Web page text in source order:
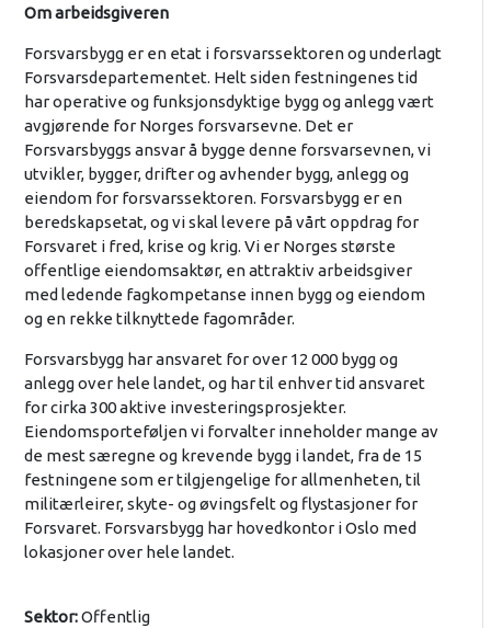
Om arbeidsgiveren
Forsvarsbygg er en etat i forsvarssektoren og underlagt
Forsvarsdepartementet. Helt siden festningenes tid
har operative og funksjonsdyktige bygg og anlegg vært
avgjørende for Norges forsvarsevne. Det er
Forsvarsbyggs ansvar å bygge denne forsvarsevnen, vi
utvikler, bygger, drifter og avhender bygg, anlegg og
eiendom for forsvarssektoren. Forsvarsbygg er en
beredskapsetat, og vi skal levere på vårt oppdrag for
Forsvaret i fred, krise og krig. Vi er Norges største
offentlige eiendomsaktør, en attraktiv arbeidsgiver
med ledende fagkompetanse innen bygg og eiendom
og en rekke tilknyttede fagområder.
Forsvarsbygg har ansvaret for over 12 000 bygg og
anlegg over hele landet, og har til enhver tid ansvaret
for cirka 300 aktive investeringsprosjekter.
Eiendomsporteføljen vi forvalter inneholder mange av
de mest særegne og krevende bygg i landet, fra de 15
festningene som er tilgjengelige for allmenheten, til
militærleirer, skyte- og øvingsfelt og flystasjoner for
Forsvaret. Forsvarsbygg har hovedkontor i Oslo med
lokasjoner over hele landet.
Sektor:Offentlig